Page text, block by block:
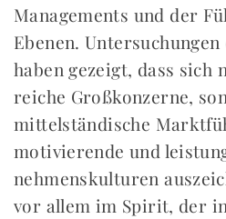
Managements und der
Ebenen.
haben gezeigt, dass
reiche Groß­konzerne,
mittel­­ständische
motivierende und
nehmens­­kulturen
vor allem im Spirit, der